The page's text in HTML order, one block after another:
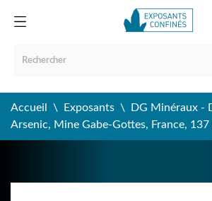
Accueil Exposants
DG Minéraux -
Arsenic, Mine Gabe-Gottes, France, 137